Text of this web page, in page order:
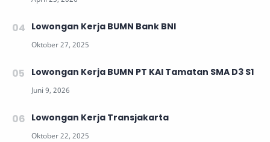
Lowongan Kerja BUMN Bank BNI
Lowongan Kerja BUMN PT KAI Tamatan SMA D3 S1
Lowongan Kerja Transjakarta